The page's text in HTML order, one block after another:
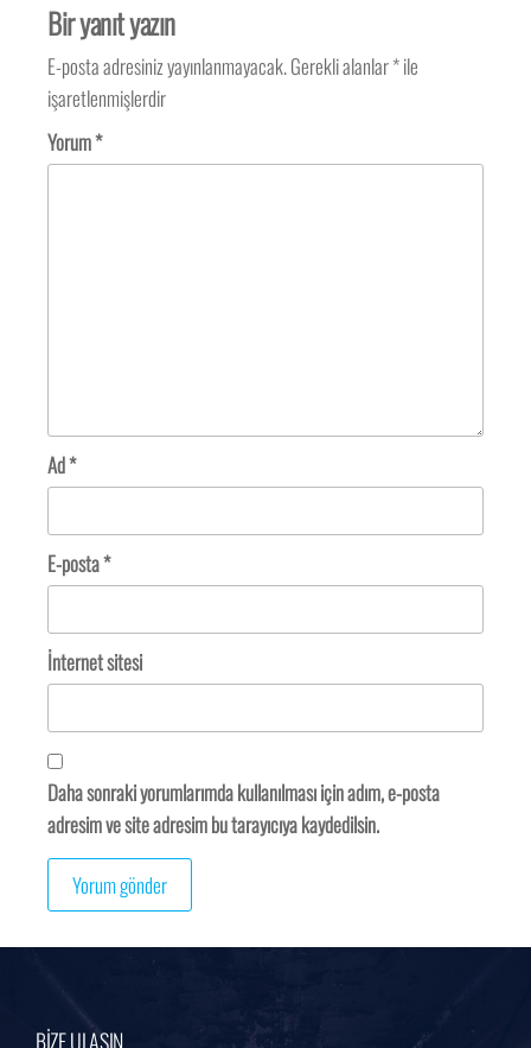
Bir yanıt yazın
E-posta adresiniz yayınlanmayacak.Gerekli alanlar*ile
işaretlenmişlerdir
Yorum*
Ad*
E-posta*
İnternet sitesi
Daha sonraki yorumlarımda kullanılması için adım, e-posta
adresim ve site adresim bu tarayıcıya kaydedilsin.
BİZE ULAŞIN